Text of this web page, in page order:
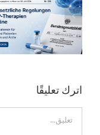
اترك تعليقًا
تعليق